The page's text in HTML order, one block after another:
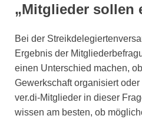
„Mitglieder sollen
Bei der
Ergebnis der
einen Unterschied machen,
Gewerkschaft organisiert
ver.di-Mitglieder in dieser
wissen am besten, ob